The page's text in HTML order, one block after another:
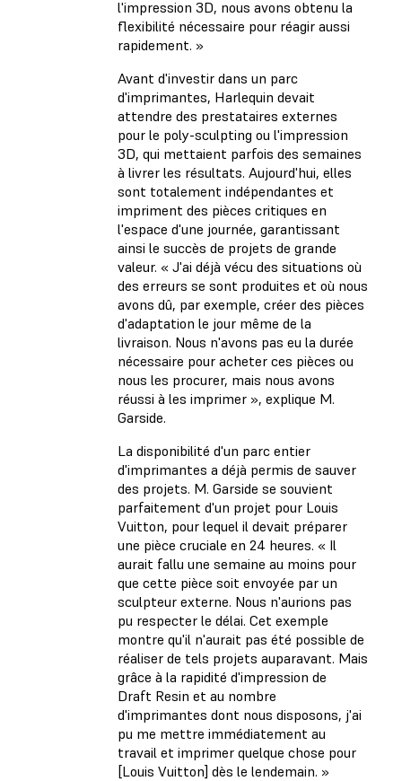
l'impression 3D, nous avons obtenu la
flexibilité nécessaire pour réagir aussi
rapidement. »
Avant d'investir dans un parc
d'imprimantes, Harlequin devait
attendre des prestataires externes
pour le poly-sculpting ou l'impression
3D, qui mettaient parfois des semaines
à livrer les résultats. Aujourd'hui, elles
sont totalement indépendantes et
impriment des pièces critiques en
l'espace d'une journée, garantissant
ainsi le succès de projets de grande
valeur. « J'ai déjà vécu des situations où
des erreurs se sont produites et où nous
avons dû, par exemple, créer des pièces
d'adaptation le jour même de la
livraison. Nous n'avons pas eu la durée
nécessaire pour acheter ces pièces ou
nous les procurer, mais nous avons
réussi à les imprimer », explique M.
Garside.
La disponibilité d'un parc entier
d'imprimantes a déjà permis de sauver
des projets. M. Garside se souvient
parfaitement d'un projet pour Louis
Vuitton, pour lequel il devait préparer
une pièce cruciale en 24 heures. « Il
aurait fallu une semaine au moins pour
que cette pièce soit envoyée par un
sculpteur externe. Nous n'aurions pas
pu respecter le délai. Cet exemple
montre qu'il n'aurait pas été possible de
réaliser de tels projets auparavant. Mais
grâce à la rapidité d'impression de
Draft Resin et au nombre
d'imprimantes dont nous disposons, j'ai
pu me mettre immédiatement au
travail et imprimer quelque chose pour
[Louis Vuitton] dès le lendemain. »